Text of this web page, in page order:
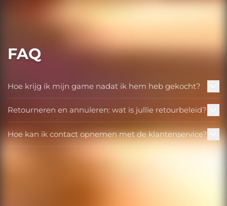
FAQ
Hoe krijg ik mijn game nadat ik hem heb gekocht?
Retourneren en annuleren: wat is jullie retourbeleid?
Hoe kan ik contact opnemen met de klantenservice?